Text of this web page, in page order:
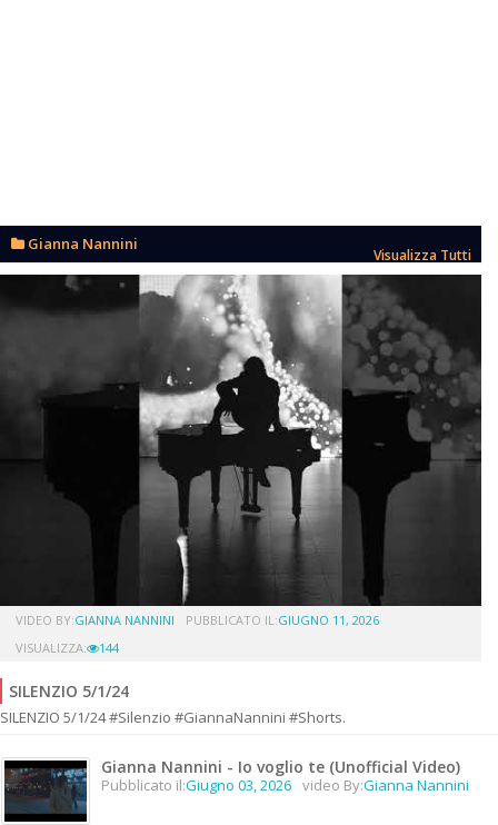
Gianna Nannini
Visualizza Tutti
VIDEO BY:GIANNA NANNINI PUBBLICATO IL:GIUGNO 11, 2026
VISUALIZZA:
144
SILENZIO 5/1/24
SILENZIO 5/1/24 #Silenzio #GiannaNannini #Shorts.
Gianna Nannini - Io voglio te (Unofficial Video)
Pubblicato il:Giugno 03, 2026 video By:Gianna Nannini